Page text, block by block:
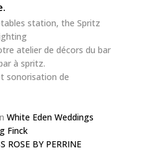
station, the Spritz
atelier de décors du bar
à spritz.
sonorisation de
White Eden Weddings
Finck
ROSE BY PERRINE